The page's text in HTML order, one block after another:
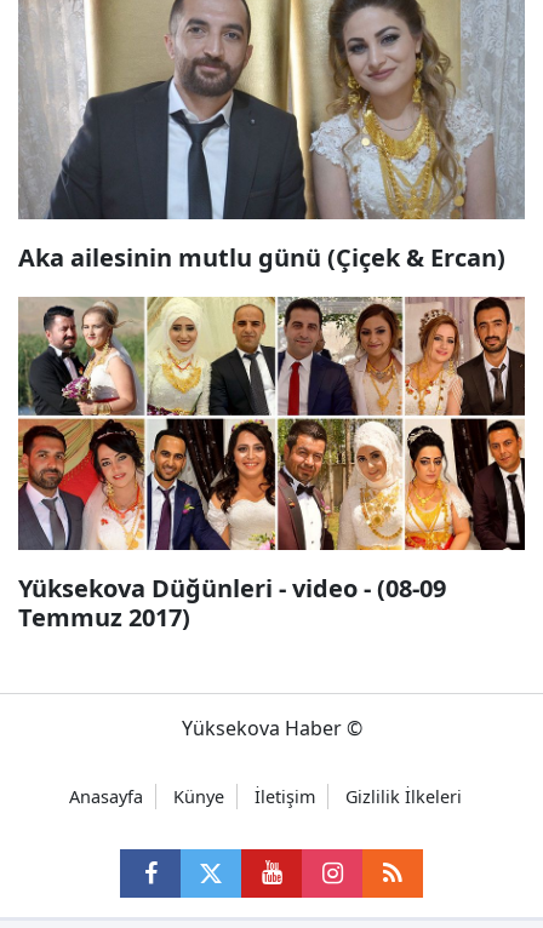
Aka ailesinin mutlu günü (Çiçek & Ercan)
Yüksekova Düğünleri - video - (08-09
Temmuz 2017)
Yüksekova Haber ©
Anasayfa Künye İletişim Gizlilik İlkeleri